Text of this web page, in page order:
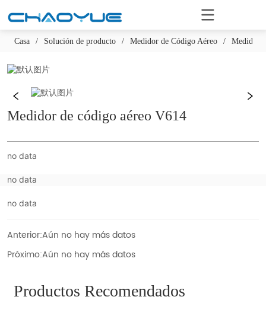
Casa / Solución de producto / Medidor de Código Aéreo / Medidor
Medidor de código aéreo V614
no data
no data
no data
Anterior:Aún no hay más datos
Próximo:Aún no hay más datos
Productos Recomendados